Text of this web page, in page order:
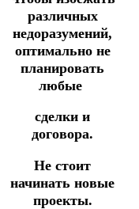
различных
недоразумений,
оптимально не
планировать
любые
сделки и
договора.
Не стоит
начинать новые
проекты.